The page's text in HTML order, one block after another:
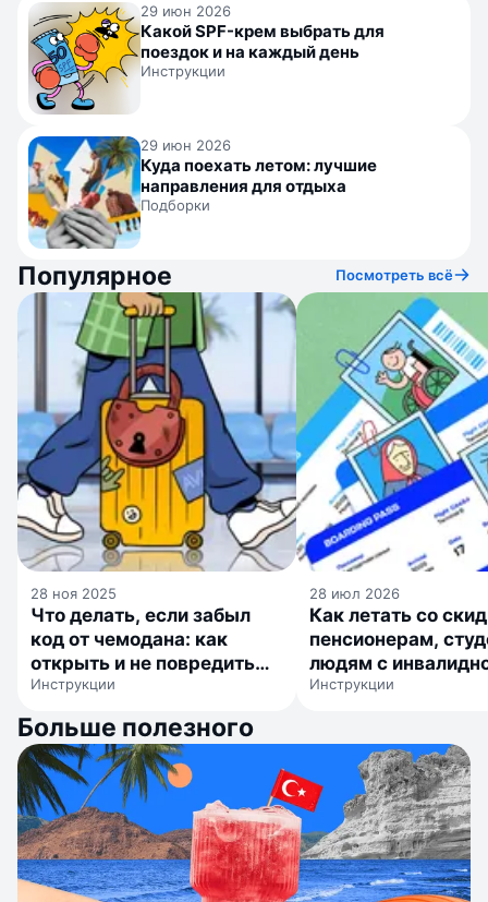
29 июн 2026
Какой SPF-крем выбрать для
поездок и на каждый день
Инструкции
29 июн 2026
Куда поехать летом: лучшие
направления для отдыха
Подборки
Популярное Посмотреть всё
28 ноя 2025
Что делать, если забыл
код от чемодана: как
открыть и не повредить
замок
Инструкции
28 июл 2026
Как летать со
пенсионерам,
людям с
детям
Инструкции
Больше полезного